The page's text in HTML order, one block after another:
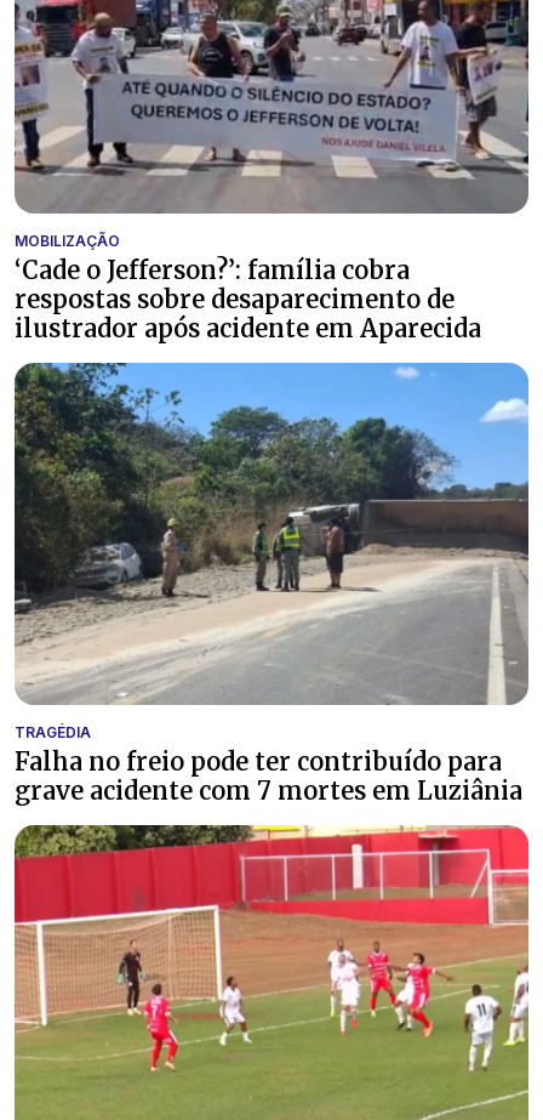
MOBILIZAÇÃO
‘Cade o Jefferson?’: família cobra
respostas sobre desaparecimento de
ilustrador após acidente em Aparecida
TRAGÉDIA
Falha no freio pode ter contribuído para
grave acidente com 7 mortes em Luziânia